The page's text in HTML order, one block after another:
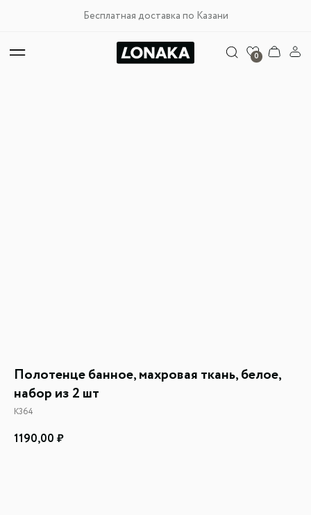
Бесплатная доставка по Казани
0
Полотенце банное, махровая ткань, белое,
набор из 2 шт
К364
1190,00 ₽